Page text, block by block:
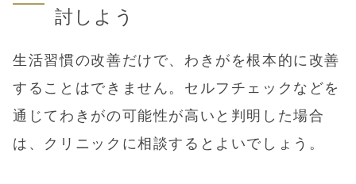
討しよう
生活習慣の改善だけで、わきがを根本的に改善
することはできません。セルフチェックなどを
通じてわきがの可能性が高いと判明した場合
は、クリニックに相談するとよいでしょう。